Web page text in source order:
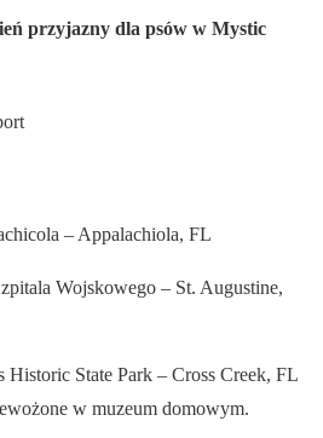
przyjazny dla psów w Mystic
– Appalachiola, FL
Wojskowego – St. Augustine,
State Park – Cross Creek, FL
w muzeum domowym.